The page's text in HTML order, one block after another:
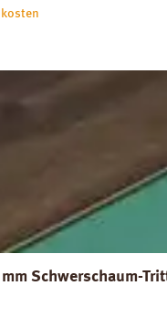
Schwerschaum-